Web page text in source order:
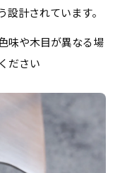
計されています。
味や木目が異なる場
ださい